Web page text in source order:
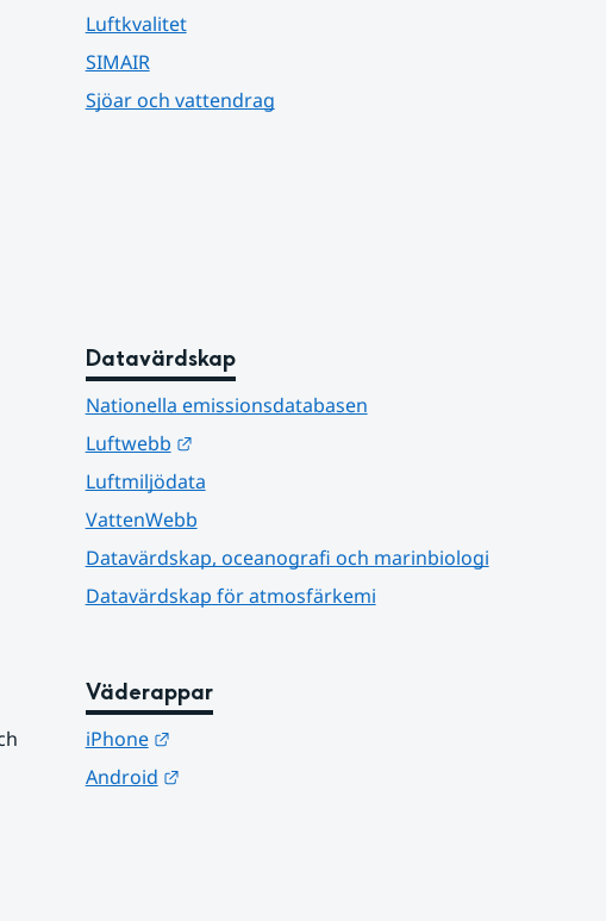
Luftkvalitet
SIMAIR
Sjöar och vattendrag
Datavärdskap
Nationella emissionsdatabasen
Luftwebb
Länk till annan webbplats.
Luftmiljödata
VattenWebb
Datavärdskap, oceanografi och marinbiologi
Datavärdskap för atmosfärkemi
Väderappar
iPhone
Länk till annan webbplats.
Android
Länk till annan webbplats.